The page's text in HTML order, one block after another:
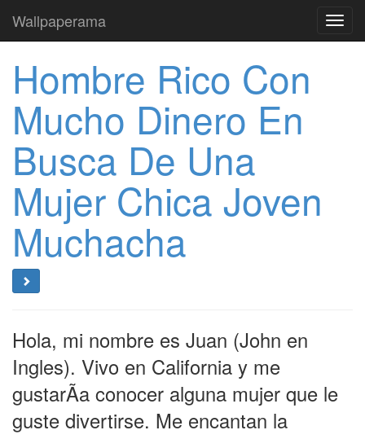
Wallpaperama
Hombre Rico Con
Mucho Dinero En
Busca De Una
Mujer Chica Joven
Muchacha
Hola, mi nombre es Juan (John en
Ingles). Vivo en California y me
gustarÃ­a conocer alguna mujer que le
guste divertirse. Me encantan la